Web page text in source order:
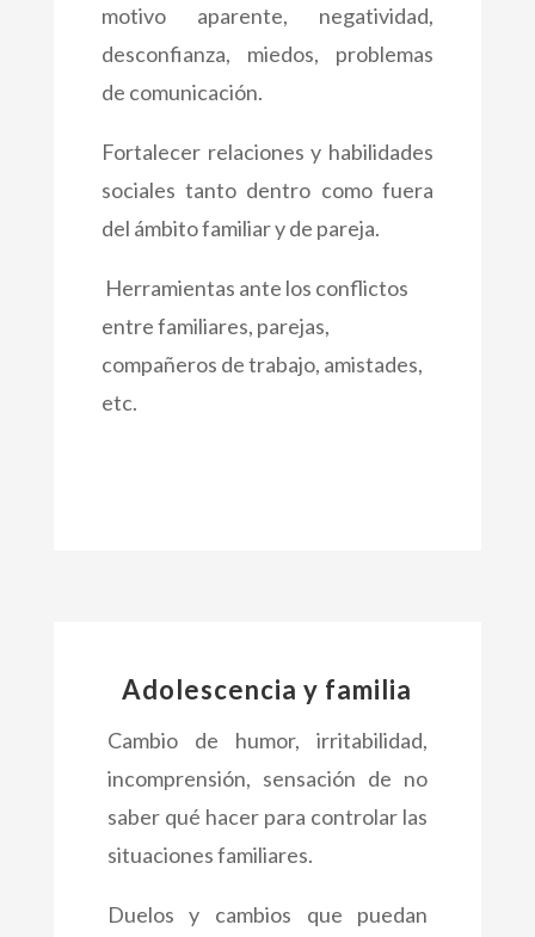
motivo aparente, negatividad,
desconfianza, miedos, problemas
de comunicación.
Fortalecer relaciones y habilidades
sociales tanto dentro como fuera
del ámbito familiar y de pareja.
Herramientas ante los conflictos
entre familiares, parejas,
compañeros de trabajo, amistades,
etc.
Adolescencia y familia
Cambio de humor, irritabilidad,
incomprensión, sensación de no
saber qué hacer para controlar las
situaciones familiares.
Duelos y cambios que puedan